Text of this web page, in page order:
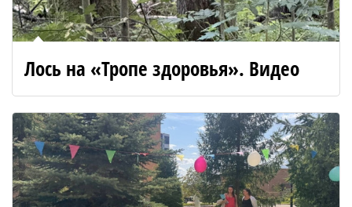
Лось на «Тропе здоровья». Видео